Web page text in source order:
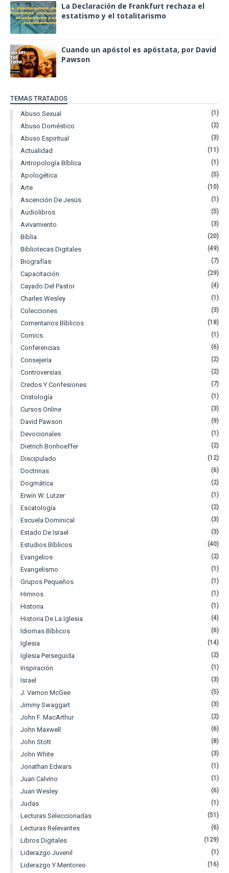
La Declaración de Frankfurt rechaza el
estatismo y el totalitarismo
Cuando un apóstol es apóstata, por David
Pawson
TEMAS TRATADOS
Abuso Sexual
(1)
Abuso Doméstico (2)
Abuso Espiritual (3)
Actualidad (11)
Antropología Bíblica (1)
Apologética (5)
Arte (10)
Ascención De Jesús (1)
Audiolibros (5)
Avivamiento (3)
Biblia (20)
Bibliotecas Digitales (49)
Biografías (7)
Capacitación (29)
Cayado Del Pastor (4)
Charles Wesley (1)
Colecciones (3)
Comentarios Bìblicos (18)
Comics (1)
Conferencias (6)
Consejería (2)
Controversias (2)
Credos Y Confesiones (7)
Cristología (1)
Cursos Online (3)
David Pawson (9)
Devocionales (1)
Dietrich Bonhoeffer (2)
Discipulado (12)
Doctrinas (6)
Dogmática (2)
Erwin W. Lutzer (1)
Escatología (2)
Escuela Dominical (3)
Estado De Israel (3)
Estudios Bíblicos (40)
Evangelios (2)
Evangelismo (1)
Grupos Pequeños (1)
Himnos (1)
Historia (1)
Historia De La Iglesia (4)
Idiomas Bíblicos (6)
Iglesia (14)
Iglesia Perseguida (2)
Inspiración (1)
Israel (3)
J. Vernon McGee (5)
Jimmy Swaggart (3)
John F. MacArthur (2)
John Maxwell (6)
John Stott (8)
John White (3)
Jonathan Edwars (1)
Juan Calvino (1)
Juan Wesley (6)
Judas (1)
Lecturas Seleccionadas (51)
Lecturas Relevantes (6)
Libros Digitales (129)
Liderazgo Juvenil (1)
Liderazgo Y Mentoreo
(16)